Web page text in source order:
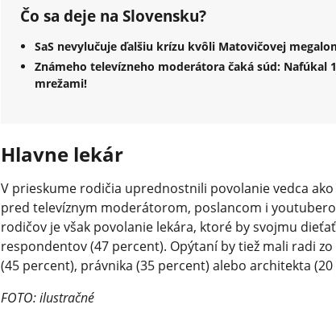
Čo sa deje na Slovensku?
SaS nevylučuje ďalšiu krízu kvôli Matovičovej
Známeho televízneho moderátora čaká súd: Nafúkal
mrežami!
Hlavne lekár
V prieskume rodičia uprednostnili povolanie vedca
pred televíznym moderátorom, poslancom i
rodičov je však povolanie lekára, ktoré by svojmu
respondentov (47 percent). Opýtaní by tiež mali radi
(45 percent), právnika (35 percent) alebo architekta
FOTO: ilustračné